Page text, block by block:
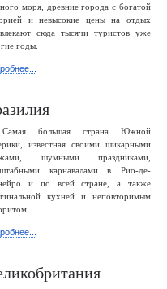
моря, древние города с богатой
и невысокие цены на отдых
сюда тысячи туристов уже
годы.
Самая большая страна Южной
известная своими шикарными
шумными праздниками,
карнавалами в Рио-де-
и по всей стране, а также
кухней и неповторимым